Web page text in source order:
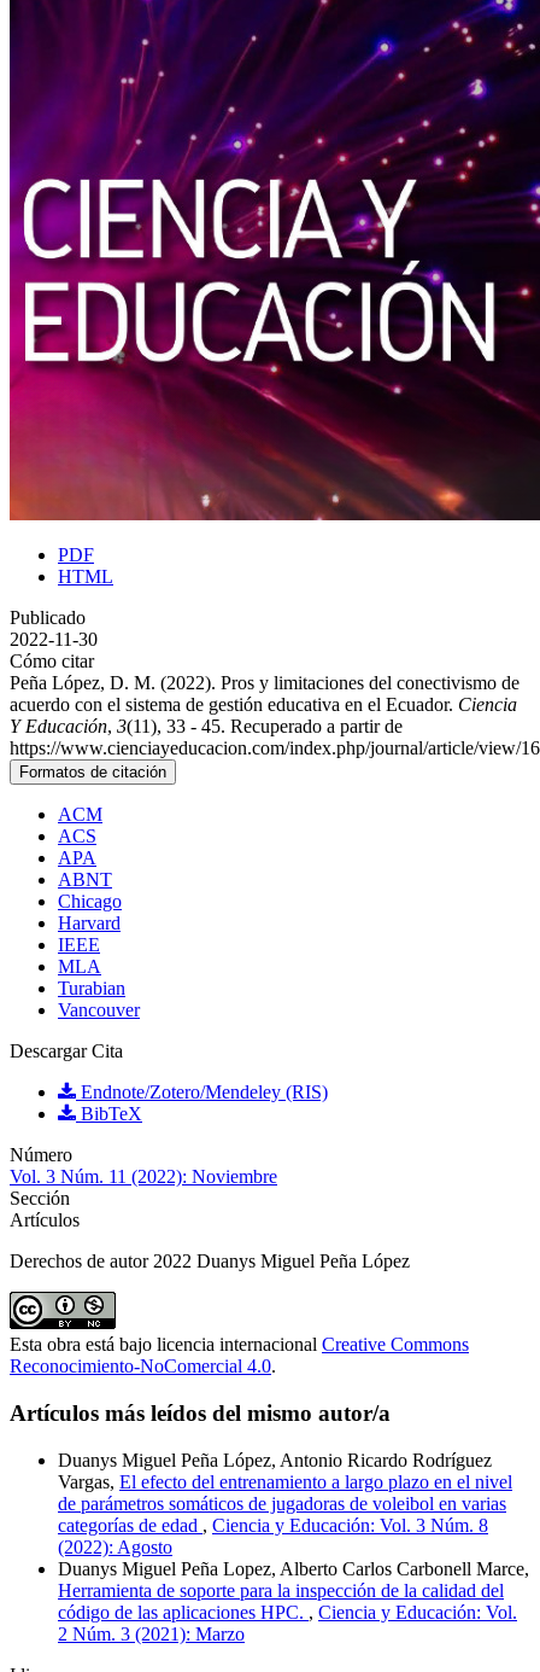
PDF
HTML
Publicado
2022-11-30
Cómo citar
Peña López, D. M. (2022). Pros y limitaciones del conectivismo de
acuerdo con el sistema de gestión educativa en el Ecuador. Ciencia
Y Educación, 3(11), 33 - 45. Recuperado a partir de
https://www.cienciayeducacion.com/index.php/journal/article/view/
Formatos de citación
ACM
ACS
APA
ABNT
Chicago
Harvard
IEEE
MLA
Turabian
Vancouver
Descargar Cita
Endnote/Zotero/Mendeley (RIS)
BibTeX
Número
Vol. 3 Núm. 11 (2022): Noviembre
Sección
Artículos
Derechos de autor 2022 Duanys Miguel Peña López
Esta obra está bajo licencia internacional Creative Commons
Reconocimiento-NoComercial 4.0.
Artículos más leídos del mismo autor/a
Duanys Miguel Peña López, Antonio Ricardo Rodríguez
Vargas, El efecto del entrenamiento a largo plazo en el nivel
de parámetros somáticos de jugadoras de voleibol en varias
categorías de edad , Ciencia y Educación: Vol. 3 Núm. 8
(2022): Agosto
Duanys Miguel Peña Lopez, Alberto Carlos Carbonell Marce,
Herramienta de soporte para la inspección de la calidad del
código de las aplicaciones HPC. , Ciencia y Educación: Vol.
2 Núm. 3 (2021): Marzo